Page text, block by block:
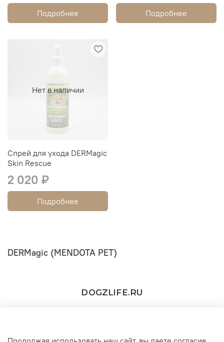
Подробнее Подробнее
Нет в наличии
Спрей для ухода DERMagic
Skin Rescue
2 020 ₽
Подробнее
DERMagic (MENDOTA PET)
DOGZLIFE.RU